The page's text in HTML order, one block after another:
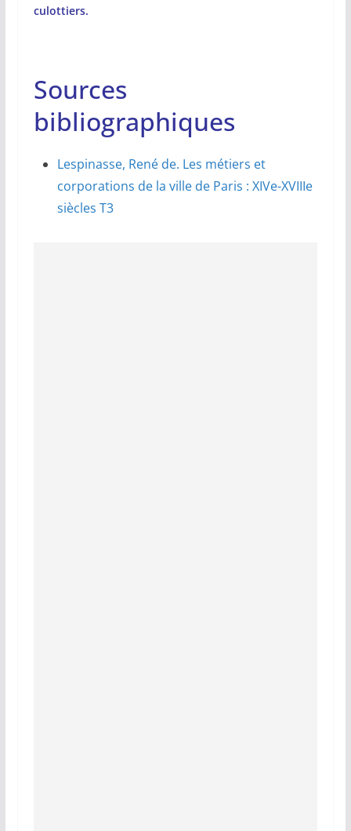
culottiers.
Sources
bibliographiques
Lespinasse, René de. Les métiers et
corporations de la ville de Paris : XIVe-XVIIIe
siècles T3